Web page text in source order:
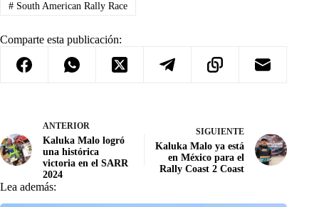
#South American Rally Race
Comparte esta publicación:
ANTERIOR
Kaluka Malo logró
una histórica
victoria en el SARR
2024
SIGUIENTE
Kaluka Malo ya está
en México para el
Rally Coast 2 Coast
Lea además: